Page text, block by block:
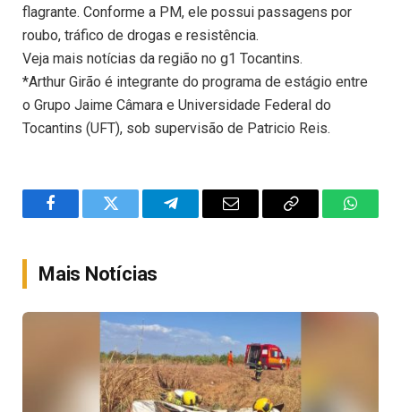
flagrante. Conforme a PM, ele possui passagens por
roubo, tráfico de drogas e resistência.
Veja mais notícias da região no g1 Tocantins.
*Arthur Girão é integrante do programa de estágio entre
o Grupo Jaime Câmara e Universidade Federal do
Tocantins (UFT), sob supervisão de Patricio Reis.
FacebookTwitter TelegramEmail
Copy
Mais Notícias